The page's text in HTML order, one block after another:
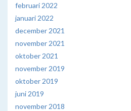
februari 2022
januari 2022
december 2021
november 2021
oktober 2021
november 2019
oktober 2019
juni 2019
november 2018